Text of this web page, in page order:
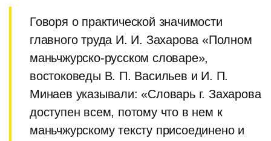
Говоря о практической значимости
главного труда И. И. Захарова «Полном
маньчжурско-русском словаре»,
востоковеды В. П. Васильев и И. П.
Минаев указывали: «Словарь г. Захарова
доступен всем, потому что в нем к
маньчжурскому тексту присоединено и